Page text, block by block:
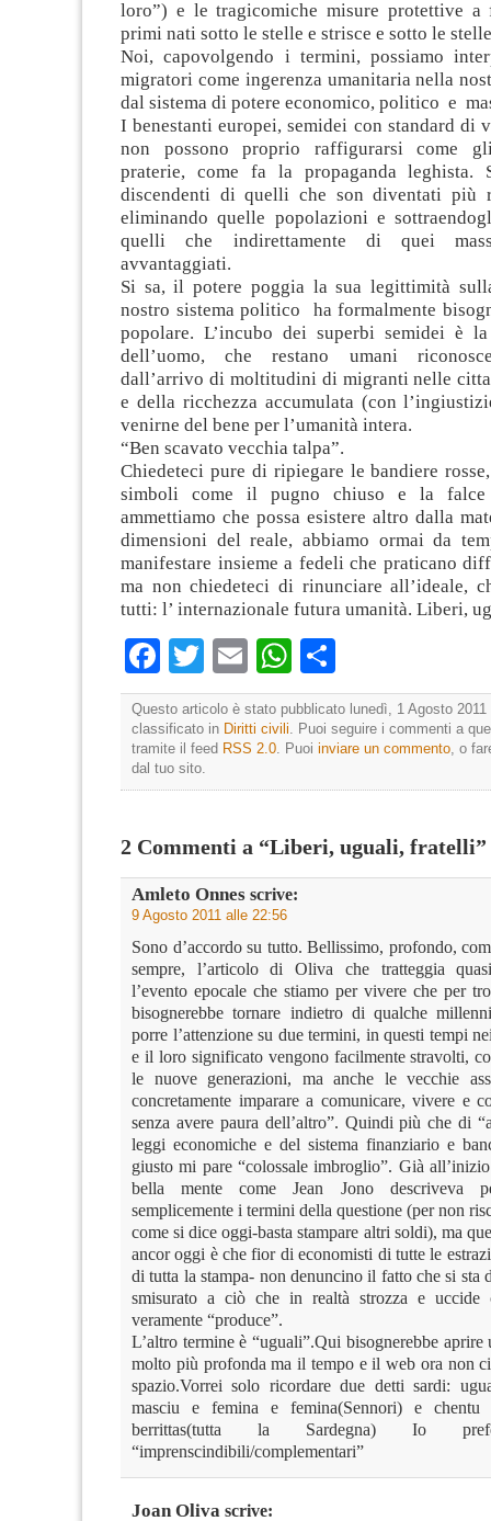
loro”) e le tragicomiche misure protettive a
primi nati sotto le stelle e strisce e sotto le
Noi, capovolgendo i termini, possiamo
migratori come ingerenza umanitaria nella
dal sistema di potere economico, politico e
I benestanti europei, semidei con standard di
non possono proprio raffigurarsi come
praterie, come fa la propaganda leghista.
discendenti di quelli che son diventati più
eliminando quelle popolazioni e
quelli che indirettamente di quei
avvantaggiati.
Si sa, il potere poggia la sua legittimità
nostro sistema politico ha formalmente
popolare. L’incubo dei superbi semidei è
dell’uomo, che restano umani
dall’arrivo di moltitudini di migranti nelle
e della ricchezza accumulata (con
venirne del bene per l’umanità intera.
“Ben scavato vecchia talpa”.
Chiedeteci pure di ripiegare le bandiere
simboli come il pugno chiuso e la
ammettiamo che possa esistere altro dalla
dimensioni del reale, abbiamo ormai da
manifestare insieme a fedeli che praticano
ma non chiedeteci di rinunciare all’ideale,
tutti: l’ internazionale futura umanità. Liberi,
Facebook
TwitterEmailWhatsApp
Questo articolo è stato pubblicato lunedì, 1 Agosto 2011
classificato in Diritti civili. Puoi seguire i commenti a
tramite il feed RSS 2.0. Puoi inviare un commento, o
dal tuo sito.
2 Commenti a “Liberi, uguali, fratelli”
Amleto Onnes scrive:
9 Agosto 2011 alle 22:56
Sono d’accordo su tutto. Bellissimo, profondo,
sempre, l’articolo di Oliva che tratteggia
l’evento epocale che stiamo per vivere che per
bisognerebbe tornare indietro di qualche
porre l’attenzione su due termini, in questi tempi
e il loro significato vengono facilmente stravolti,
le nuove generazioni, ma anche le vecchie
concretamente imparare a comunicare, vivere e
senza avere paura dell’altro”. Quindi più che di
leggi economiche e del sistema finanziario e
giusto mi pare “colossale imbroglio”. Già
bella mente come Jean Jono descriveva
semplicemente i termini della questione (per non
come si dice oggi-basta stampare altri soldi), ma
ancor oggi è che fior di economisti di tutte le
di tutta la stampa- non denuncino il fatto che si sta
smisurato a ciò che in realtà strozza e uccide
veramente “produce”.
L’altro termine è “uguali”.Qui bisognerebbe aprire
molto più profonda ma il tempo e il web ora non
spazio.Vorrei solo ricordare due detti sardi:
masciu e femina e femina(Sennori) e chentu
berrittas(tutta la Sardegna) Io
“imprenscindibili/complementari”
Joan Oliva scrive: